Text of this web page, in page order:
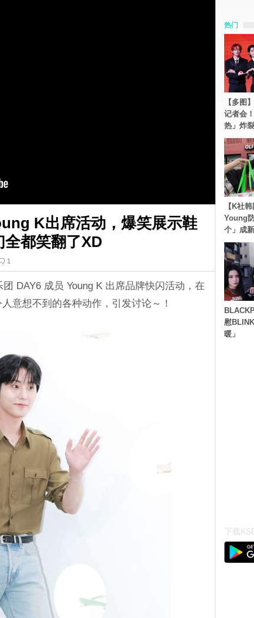
K出席活动，爆笑展示鞋
都笑翻了XD
1
DAY6 成员 Young K 出席品牌快闪活动，在
意想不到的各种动作，引发讨论～！
热门
【多图
记者会
热」炸
【K社
Young
个」成
慰
暖」
下载